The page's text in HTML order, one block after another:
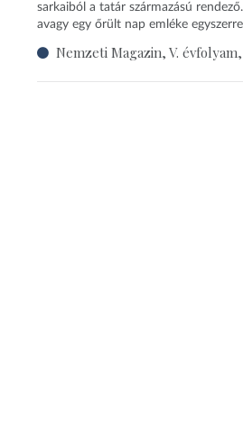
sarkaiból a tatár származású
avagy egy őrült nap emléke
Nemzeti Magazin, V.